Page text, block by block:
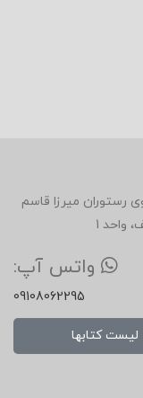
12 فروردین، روبروی رستوران میرزا قاسم
1
واتس آپ:
09108062295
لیست کتابها